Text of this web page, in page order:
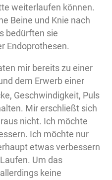
weiterlaufen können.
Beine und Knie nach
bedürften sie
Endoprothesen.
mir bereits zu einer
dem Erwerb einer
Geschwindigkeit, Puls
Mir erschließt sich
nicht. Ich möchte
Ich möchte nur
etwas verbessern
Um das
keine